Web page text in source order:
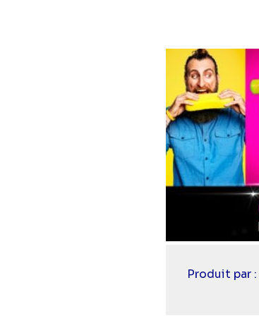
Diaporama
Casting
Produit par :